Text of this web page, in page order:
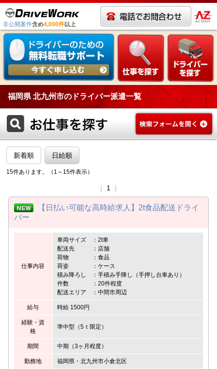
非公開案件含め4,000件以上
福岡県 北九州市のドライバー派遣一覧
新着順 日給順
15件あります。（1～15件表示）
1
【日払い可能な高時給求人】2t食品配送ドライ
バー
仕事内容
車両サイズ ：2t車
配送先 ：店舗
荷物 ：食品
荷姿 ：ケース
積み降ろし ：手積み手降し（手押し台車あり）
件数 ：20件程度
配送エリア ：中間市周辺
給与 時給 1500円
経験・資
格
準中型（5ｔ限定）
期間 中期（3ヶ月程度）
勤務地 福岡県・北九州市小倉北区